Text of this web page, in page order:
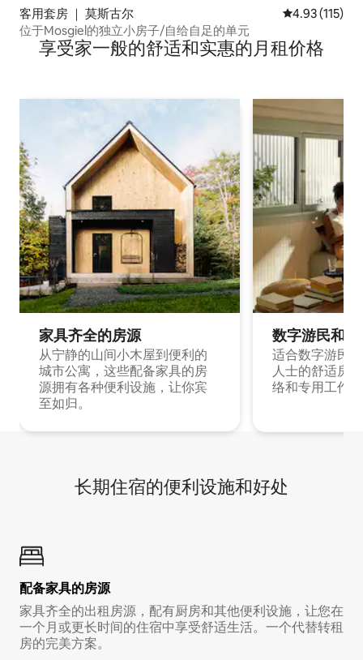
客用套房 ｜ 莫斯古尔 平均评分 4.93
4.93 (115)
位于Mosgiel的独立小房子/自给自足的单元
享受家一般的舒适和实惠的月租价格
家具齐全的房源
从宁静的山间小木屋到便利的
城市公寓，这些配备家具的房
源拥有各种便利设施，让你宾
至如归。
数字游民和
适合数字游民
人士的舒适房
络和专用工作
长期住宿的便利设施和好处
配备家具的房源
家具齐全的出租房源，配有厨房和其他便利设施，让您在
一个月或更长时间的住宿中享受舒适生活。一个代替转租
房的完美方案。